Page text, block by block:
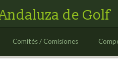
de Golf
Comités / Comisiones